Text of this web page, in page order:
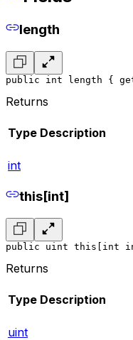
length
public int length {
Returns
Type Description
int
this[int]
public uint this[int
Returns
Type Description
uint